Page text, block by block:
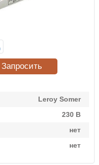
Leroy Somer
230 В
нет
нет
Запросить